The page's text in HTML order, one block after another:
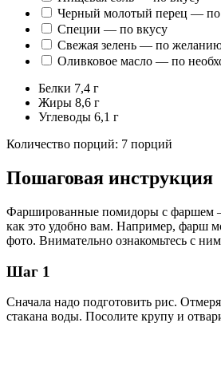
Черный молотый перец — по
Специи — по вкусу
Свежая зелень — по
Оливковое масло — по
Белки 7,4 г
Жиры 8,6 г
Углеводы 6,1 г
Количество порций: 7 порций
Пошаговая инструкция
Фаршированные помидоры с фаршем —
как это удобно вам. Например, фарш
фото. Внимательно ознакомьтесь с
Шаг 1
Сначала надо подготовить рис.
стакана воды. Посолите крупу и